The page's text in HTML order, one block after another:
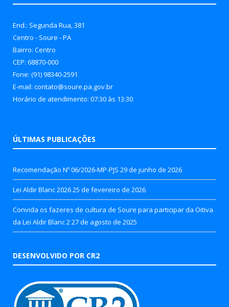
End.: Segunda Rua, 381
Centro - Soure - PA
Bairro: Centro
CEP: 68870-000
Fone: (91) 98340-2591
E-mail: contato@soure.pa.gov.br
Horário de atendimento: 07:30 às 13:30
ÚLTIMAS PUBLICAÇÕES
Recomendação Nº 06/2026-MP-PJS 29 de junho de 2026
Lei Aldir Blanc 202625 de fevereiro de 2026
Convida os fazeres de cultura de Soure para participar da Oitiva
da Lei Aldir Blanc 2 27 de agosto de 2025
DESENVOLVIDO POR CR2